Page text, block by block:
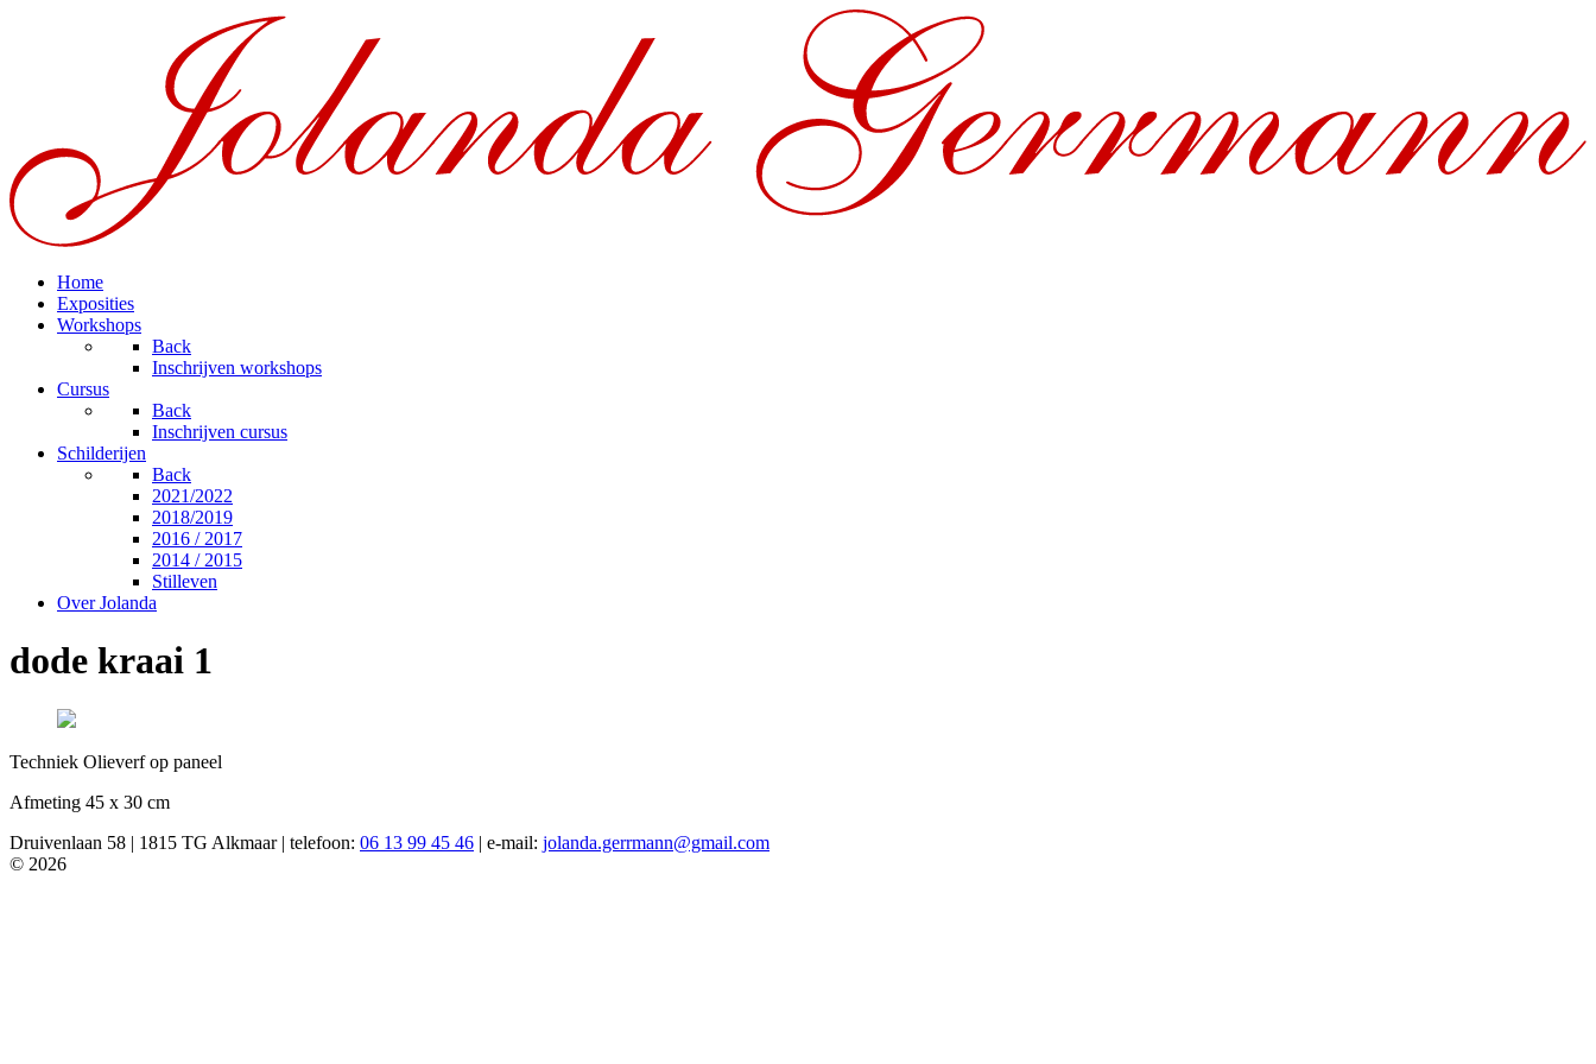
Home
Exposities
Workshops
Back
Inschrijven workshops
Cursus
Back
Inschrijven cursus
Schilderijen
Back
2021/2022
2018/2019
2016 / 2017
2014 / 2015
Stilleven
Over Jolanda
dode kraai 1
Techniek Olieverf op paneel
Afmeting 45 x 30 cm
Druivenlaan 58 | 1815 TG Alkmaar | telefoon: 06 13 99 45 46 | e-mail: jolanda.gerrmann@gmail.com
© 2026